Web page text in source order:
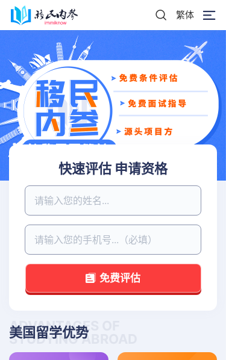
繁体
快速评估 申请资格
免费评估
ADVANTAGES OF
STUDYING ABROAD
美国留学优势